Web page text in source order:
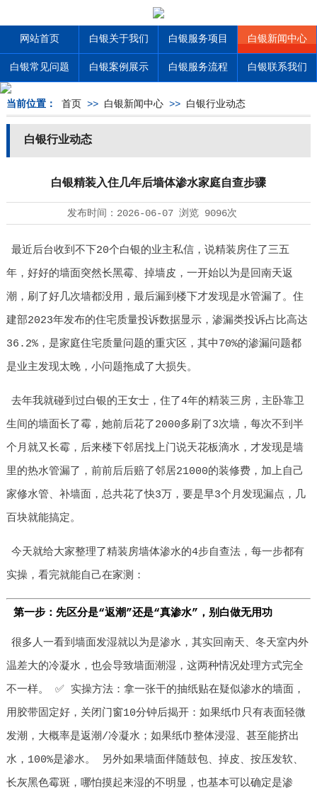
网站首页 白银关于我们 白银服务项目 白银新闻中心
白银常见问题 白银案例展示 白银服务流程 白银联系我们
当前位置： 首页 >> 白银新闻中心>> 白银行业动态
白银行业动态
白银精装入住几年后墙体渗水家庭自查步骤
发布时间： 2026-06-07浏览 9096次
最近后台收到不下20个白银的业主私信，说精装房住了三五
年，好好的墙面突然长黑霉、掉墙皮，一开始以为是回南天返
潮，刷了好几次墙都没用，最后漏到楼下才发现是水管漏了。住
建部2023年发布的住宅质量投诉数据显示，渗漏类投诉占比高达
36.2%，是家庭住宅质量问题的重灾区，其中70%的渗漏问题都
是业主发现太晚，小问题拖成了大损失。
去年我就碰到过白银的王女士，住了4年的精装三房，主卧靠卫
生间的墙面长了霉，她前后花了2000多刷了3次墙，每次不到半
个月就又长霉，后来楼下邻居找上门说天花板滴水，才发现是墙
里的热水管漏了，前前后后赔了邻居21000的装修费，加上自己
家修水管、补墙面，总共花了快3万，要是早3个月发现漏点，几
百块就能搞定。
今天就给大家整理了精装房墙体渗水的4步自查法，每一步都有
实操，看完就能自己在家测：
第一步：先区分是“返潮”还是“真渗水”，别白做无用功
很多人一看到墙面发湿就以为是渗水，其实回南天、冬天室内外
温差大的冷凝水，也会导致墙面潮湿，这两种情况处理方式完全
不一样。 ✅ 实操方法：拿一张干的抽纸贴在疑似渗水的墙面，
用胶带固定好，关闭门窗10分钟后揭开：如果纸巾只有表面轻微
发潮，大概率是返潮/冷凝水；如果纸巾整体浸湿、甚至能挤出
水，100%是渗水。 另外如果墙面伴随鼓包、掉皮、按压发软、
长灰黑色霉斑，哪怕摸起来湿的不明显，也基本可以确定是渗